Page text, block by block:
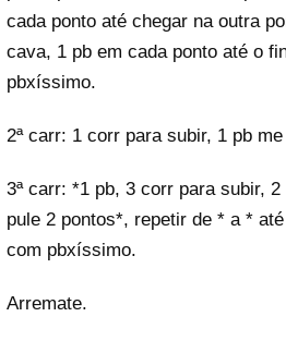
cada ponto até chegar na outra
cava, 1 pb em cada ponto até o
pbxíssimo.
2ª carr: 1 corr para subir, 1 pb
3ª carr: *1 pb, 3 corr para subir,
pule 2 pontos*, repetir de * a *
com pbxíssimo.
Arremate.